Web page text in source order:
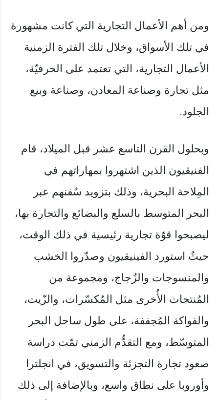
ومن أهم الأعمال التجارية التي كانت مشهورة
في تلك الأسواق، وخلال تلك الفترة الزمنية
الأعمال التجارية، التي تعتمد على الحرفيّة،
مثل تجارة وصناعة المعادن، وصناعة وبيع
الجلود.
وبحلول القرن التاسع عشر قبل الميلاد، قام
الفنيقيون الذين اشتهروا بمهاراتهم في
المِلاحة البحرية، وذلك بتزويد سُفنهم عبر
البحر المتوسط بالسلع والبضائع والتجارة بها،
ليصبحوا قوّة تجارية رئيسية في ذلك الوقت،
حيثُ استورد الفينيقيون وصدّروا الخشب
والمنسوجات والزُجاج، ومجموعة من
المُنتجات الأُخرى مثل المُكسّرات، والزّيت،
والفواكة المُجففة، على طول ساحل البحر
المتوسّط، ومع التقدُّم الزمني تمّت دراسة
صعود تجارة التجزئة والتسويق، في انجلترا
وأوروبا على نطاق واسع، وبالإضافة إلى ذلك